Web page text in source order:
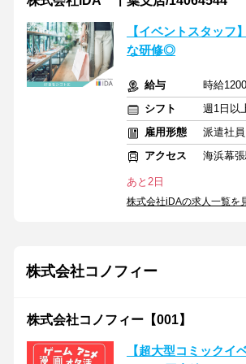
【イベントスタッ
な研修◎
給与
時給
シフト
週1日以
雇用形態
派遣社員
アクセス
海浜幕
あと2日
株式会社iDAの求人一覧を
株式会社コノフィー
株式会社コノフィー【001】
【超大型コミック